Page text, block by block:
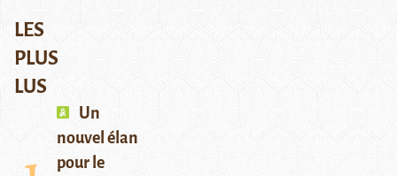
LES
PLUS
LUS
Un
nouvel élan
pour le